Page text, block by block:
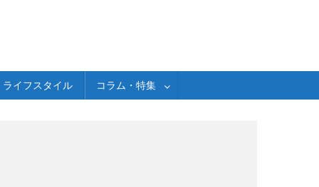
ライフスタイル コラム・特集